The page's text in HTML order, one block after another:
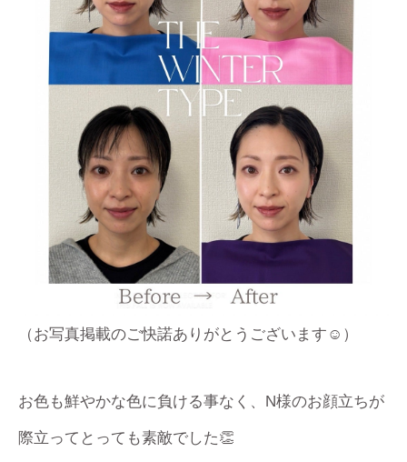
（お写真掲載のご快諾ありがとうございます☺️）
お色も鮮やかな色に負ける事なく、N様のお顔立ちが
際立ってとっても素敵でした👏